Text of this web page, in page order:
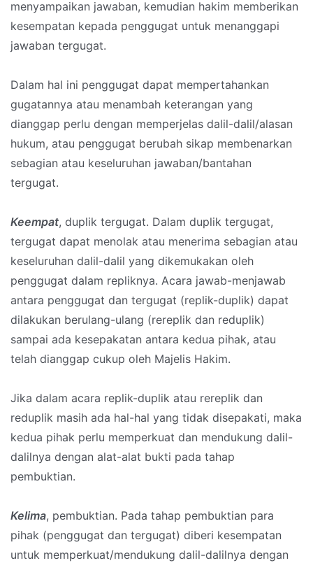
menyampaikan jawaban, kemudian hakim memberikan
kesempatan kepada penggugat untuk menanggapi
jawaban tergugat.
Dalam hal ini penggugat dapat mempertahankan
gugatannya atau menambah keterangan yang
dianggap perlu dengan memperjelas dalil-dalil/alasan
hukum, atau penggugat berubah sikap membenarkan
sebagian atau keseluruhan jawaban/bantahan
tergugat.
Keempat, duplik tergugat. Dalam duplik tergugat,
tergugat dapat menolak atau menerima sebagian atau
keseluruhan dalil-dalil yang dikemukakan oleh
penggugat dalam repliknya. Acara jawab-menjawab
antara penggugat dan tergugat (replik-duplik) dapat
dilakukan berulang-ulang (rereplik dan reduplik)
sampai ada kesepakatan antara kedua pihak, atau
telah dianggap cukup oleh Majelis Hakim.
Jika dalam acara replik-duplik atau rereplik dan
reduplik masih ada hal-hal yang tidak disepakati, maka
kedua pihak perlu memperkuat dan mendukung dalil-
dalilnya dengan alat-alat bukti pada tahap
pembuktian.
Kelima, pembuktian. Pada tahap pembuktian para
pihak (penggugat dan tergugat) diberi kesempatan
untuk memperkuat/mendukung dalil-dalilnya dengan